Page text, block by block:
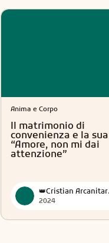
Anima e Corpo
Il matrimonio di
convenienza e la
“Amore, non mi dai
attenzione”
2024